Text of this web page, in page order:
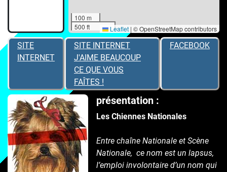
100 m
500 ft
Leaflet | © OpenStreetMap contributors
SITE
INTERNET
SITE INTERNET
J'AIME BEAUCOUP
CE QUE VOUS
FAÎTES !
FACEBOOK
présentation :
Les Chiennes Nationales
Entre chaîne Nationale et Scène
Nationale, ce nom est un lapsus,
l’emploi involontaire d’un nom qui